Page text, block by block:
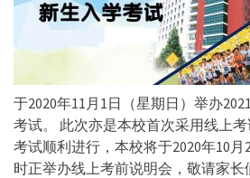
于2020年11月1日（星期日）举办
考试。 此次亦是本校首次采用线上
考试顺利进行，本校将于2020年10
时正举办线上考前说明会，敬请家长